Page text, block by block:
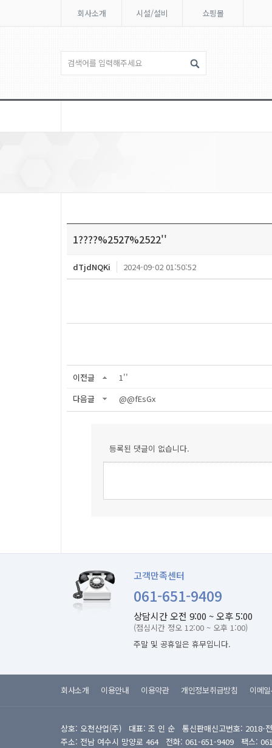
회사소개 시설/설비 쇼핑몰
1????%2527%2522''
dTjdNQKi 2024-09-02 01:50:52
이전글
1''
다음글
@@fEsGx
등록된 댓글이 없습니다.
고객만족센터
061-651-9409
상담시간 오전 9:00 ~ 오후 5:00
(점심시간 정오 12:00 ~ 오후 1:00)
주말 및 공휴일은 휴무입니다.
회사소개 이용안내 이용약관 개인정보취급방침 이메
상호: 오천산업(주) 대표: 조 인 순 통신판매신고번호: 2018-
주소: 전남 여수시 망양로 464 전화: 061-651-9409 팩스: